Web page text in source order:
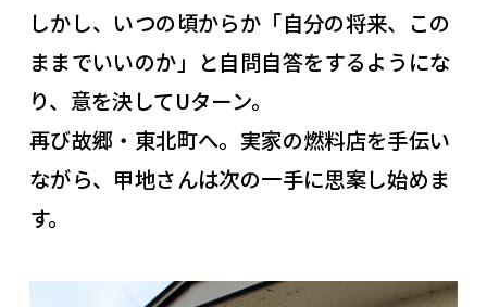
しかし、いつの頃からか「自分の将来、この
ままでいいのか」と自問自答をするようにな
り、意を決してUターン。
再び故郷・東北町へ。実家の燃料店を手伝い
ながら、甲地さんは次の一手に思案し始めま
す。